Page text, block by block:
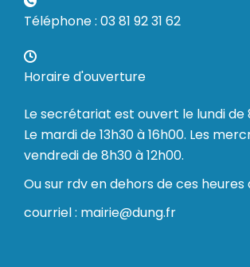
Téléphone : 03 81 92 31 62
Horaire d'ouverture
Le secrétariat est ouvert le lundi de
Le mardi de 13h30 à 16h00. Les
vendredi de 8h30 à 12h00.
Ou sur rdv en dehors de ces heures
courriel : mairie@dung.fr